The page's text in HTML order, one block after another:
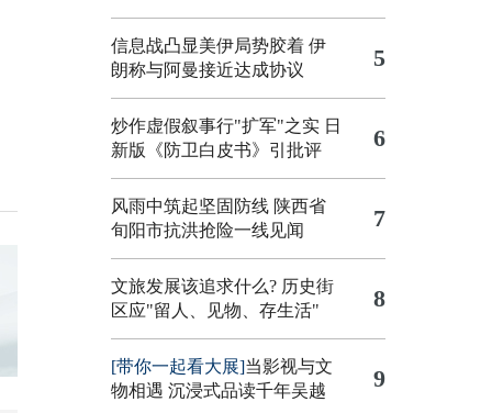
信息战凸显美伊局势胶着 伊
朗称与阿曼接近达成协议
5
炒作虚假叙事行"扩军"之实 日
新版《防卫白皮书》引批评
6
风雨中筑起坚固防线 陕西省
旬阳市抗洪抢险一线见闻
7
文旅发展该追求什么? 历史街
区应"留人、见物、存生活"
8
[带你一起看大展]当影视与文
物相遇 沉浸式品读千年吴越
9